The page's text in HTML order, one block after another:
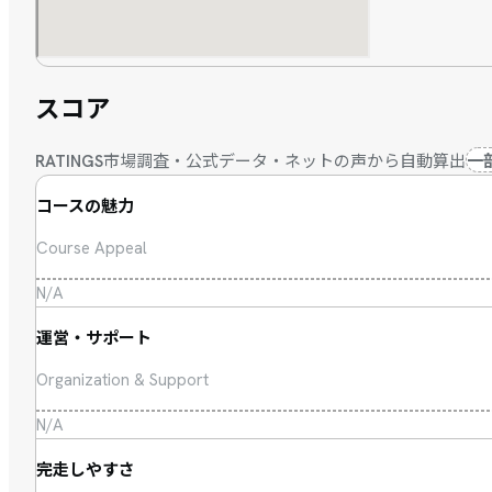
スコア
RATINGS市場調査・公式データ・ネットの声から自動算出一
コースの魅力
Course Appeal
N/A
運営・サポート
Organization & Support
N/A
完走しやすさ